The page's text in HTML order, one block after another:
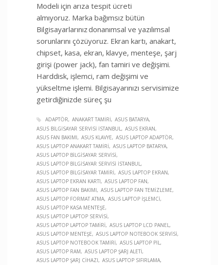
Modeli için arıza tespit ücreti
almıyoruz. Marka bağımsız bütün
Bilgisayarlarınız donanımsal ve yazılımsal
sorunlarını çözüyoruz. Ekran kartı, anakart,
chipset, kasa, ekran, klavye, menteşe, şarj
girişi (power jack), fan tamiri ve değişimi.
Harddisk, işlemci, ram değişimi ve
yükseltme işlemi. Bilgisayarınızı servisimize
getirdiğinizde süreç şu
ADAPTÖR ANAKART TAMIRI
ASUS BATARYA
ASUS BILGISAYAR SERVISI İSTANBUL ASUS EKRAN
ASUS FAN BAKIMI
ASUS KLAVYE
ASUS LAPTOP ADAPTÖR
ASUS LAPTOP ANAKART TAMIRI
ASUS LAPTOP BATARYA
ASUS LAPTOP BILGISAYAR SERVISI
ASUS LAPTOP BILGISAYAR SERVISI İSTANBUL
ASUS LAPTOP BILGISAYAR TAMIRI
ASUS LAPTOP EKRAN
ASUS LAPTOP EKRAN KARTI
ASUS LAPTOP FAN
ASUS LAPTOP FAN BAKIMI
ASUS LAPTOP FAN TEMIZLEME
ASUS LAPTOP FORMAT ATMA ASUS LAPTOP İŞLEMCI
ASUS LAPTOP KASA MENTEŞE
ASUS LAPTOP LAPTOP SERVISI
ASUS LAPTOP LAPTOP TAMIRI
ASUS LAPTOP LCD PANEL
ASUS LAPTOP MENTEŞE
ASUS LAPTOP NOTEBOOK SERVISI
ASUS LAPTOP NOTEBOOK TAMIRI
ASUS LAPTOP PIL
ASUS LAPTOP RAM
ASUS LAPTOP ŞARJ ALETI
ASUS LAPTOP ŞARJ CIHAZI
ASUS LAPTOP SIFIRLAMA